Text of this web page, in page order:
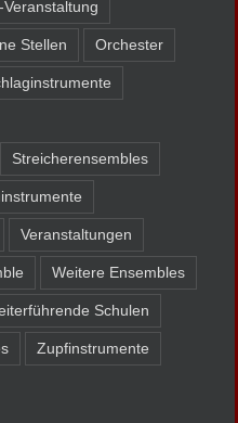
Veranstaltung
Stellen Orchester
Streicherensembles
Veranstaltungen
Weitere Ensembles
Schulen
Zupfinstrumente